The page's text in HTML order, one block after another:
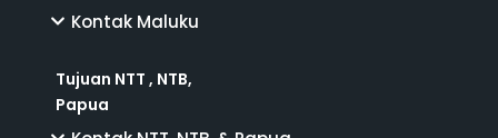
Kontak Maluku
Tujuan NTT , NTB,
Papua